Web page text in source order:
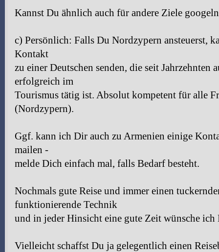
Kannst Du ähnlich auch für andere Ziele
c) Persönlich: Falls Du Nordzypern ansteuerst,
Kontakt
zu einer Deutschen senden, die seit
erfolgreich im
Tourismus tätig ist. Absolut kompetent für alle
(Nordzypern).
Ggf. kann ich Dir auch zu Armenien einige
mailen -
melde Dich einfach mal, falls Bedarf besteht.
Nochmals gute Reise und immer einen
funktionierende Technik
und in jeder Hinsicht eine gute Zeit wünsche ich
Vielleicht schaffst Du ja gelegentlich einen